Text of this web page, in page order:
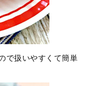
で扱いやすくて簡単